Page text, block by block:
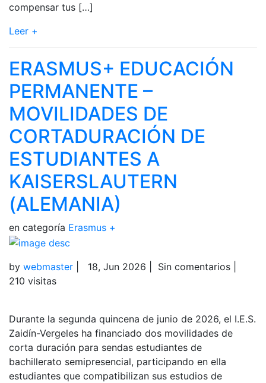
compensar tus […]
Leer +
ERASMUS+ EDUCACIÓN
PERMANENTE –
MOVILIDADES DE
CORTADURACIÓN DE
ESTUDIANTES A
KAISERSLAUTERN
(ALEMANIA)
en categoría Erasmus +
by webmaster 18, Jun 2026 Sin comentarios
210 visitas
Durante la segunda quincena de junio de 2026, el I.E.S.
Zaidín-Vergeles ha financiado dos movilidades de
corta duración para sendas estudiantes de
bachillerato semipresencial, participando en ella
estudiantes que compatibilizan sus estudios de